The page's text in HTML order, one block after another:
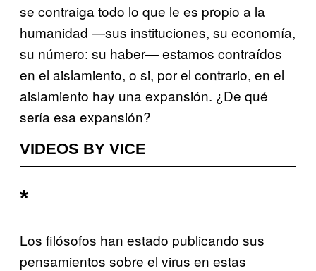
se contraiga todo lo que le es propio a la
humanidad —sus instituciones, su economía,
su número: su haber— estamos contraídos
en el aislamiento, o si, por el contrario, en el
aislamiento hay una expansión. ¿De qué
sería esa expansión?
VIDEOS BY VICE
*
Los filósofos han estado publicando sus
pensamientos sobre el virus en estas